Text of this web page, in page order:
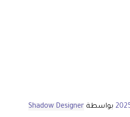
بواسطة Shadow Designer